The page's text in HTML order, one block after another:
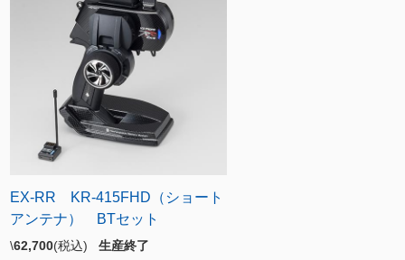
EX-RR KR-415FHD（ショート
アンテナ） BTセット
\62,700(税込) 生産終了